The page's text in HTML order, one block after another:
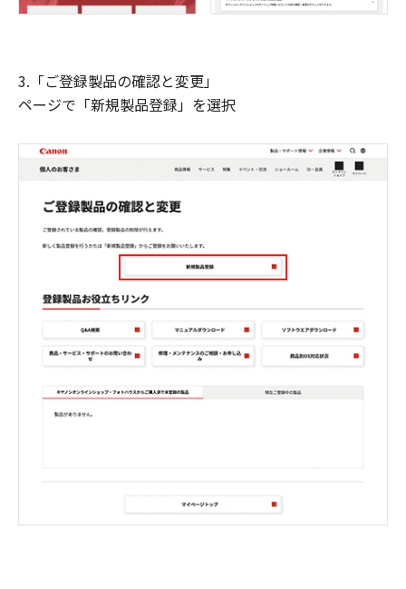
3.「ご登録製品の確認と変更」
ページで「新規製品登録」を選択